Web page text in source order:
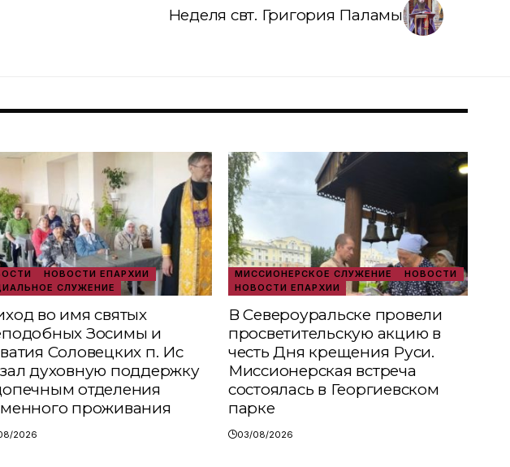
Неделя свт. Григория Паламы
НОВОСТИ ЕПАРХИИ
СЛУЖЕНИЕ
во имя святых
Зосимы и
Соловецких п. Ис
духовную поддержку
отделения
проживания
2026
МИССИОНЕРСКОЕ СЛУЖЕНИЕ
НОВОСТИ
НОВОСТИ ЕПАРХИИ
В Североуральске провели
просветительскую акцию в
честь Дня крещения Руси.
Миссионерская встреча
состоялась в Георгиевском
парке
03/08/2026